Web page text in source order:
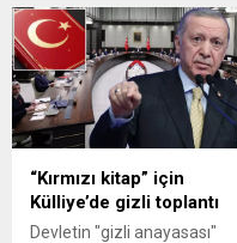
Cumhurbaşkanı Erdoğan,
"Suriye bütünlüğüne karşı
her saldırı karşısında bizi de
bulur. Birilerinin sırtlarını
dayadıkları güçlerden
aldıkları cesaretleriyle
bölgeyi ateşe bulamasına
seyirci kalmayacağız" dedi.
“Kırmızı kitap” için
Külliye’de gizli toplantı
Devletin "gizli anayasası"